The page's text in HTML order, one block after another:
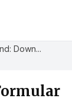
Down...